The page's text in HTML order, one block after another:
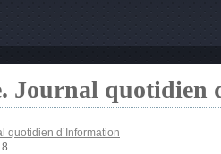
Journal quotidien
quotidien d’Information